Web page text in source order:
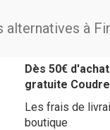
alternatives à
Dès 50€
gratuite
Les frais de
boutique